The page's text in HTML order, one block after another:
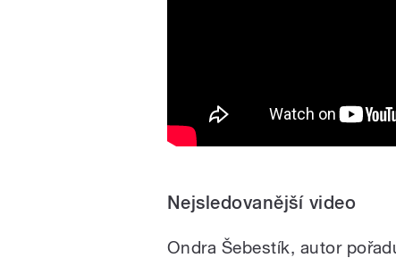
Nejsledovanější video
Ondra Šebestík, autor